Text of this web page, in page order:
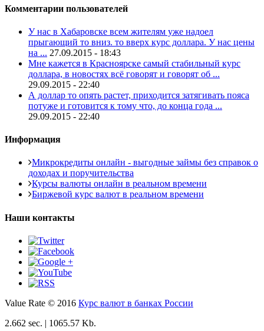
Комментарии пользователей
У нас в Хабаровске всем жителям уже надоел
прыгающий то вниз. то вверх курс доллара. У нас цены
на ... 27.09.2015 - 18:43
Мне кажется в Красноярске самый стабильный курс
доллара, в новостях всё говорят и говорят об ...
29.09.2015 - 22:40
А доллар то опять растет, приходится затягивать пояса
потуже и готовится к тому что, до конца года ...
29.09.2015 - 22:40
Информация
Микрокредиты онлайн - выгодные займы без справок о
доходах и поручительства
Курсы валюты онлайн в реальном времени
Биржевой курс валют в реальном времени
Наши контакты
Value Rate © 2016 Курс валют в банках России
2.662 sec. | 1065.57 Kb.